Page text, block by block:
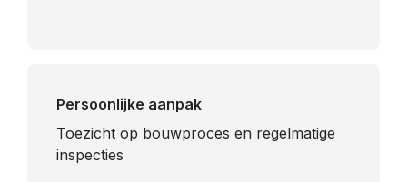
Persoonlijke aanpak
Toezicht op bouwproces en regelmatige
inspecties